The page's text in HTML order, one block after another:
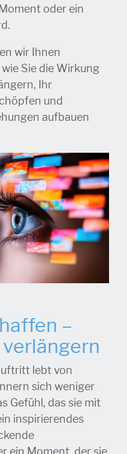
oder ein
wir Ihnen
Sie die Wirkung
Ihr
und
aufbauen
–
lebt von
sich weniger
Gefühl, das sie mit
inspirierendes